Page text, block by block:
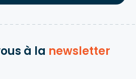
à la newsletter